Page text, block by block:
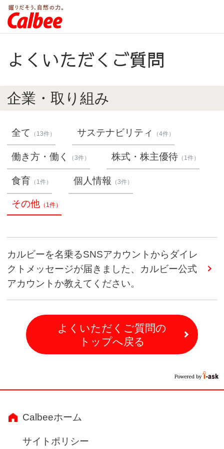
よくいただくご質問
企業・取り組み
全て （13件） サステナビリティ （4件）
働き方・働く （3件） 株式・株主優待（1件）
食育 （1件） 個人情報 （3件）
その他 （1件）
カルビーを名乗るSNSアカウントからダイレ
クトメッセージが届きました、カルビー公式
アカウントか教えてください。
よくいただくご質問の
トップへ戻る
Calbeeホーム
サイトポリシー